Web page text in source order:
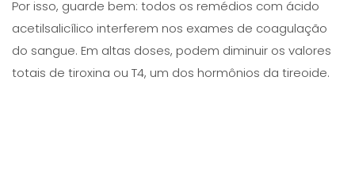
Por isso, guarde bem: todos os remédios com ácido
acetilsalicílico interferem nos exames de coagulação
do sangue. Em altas doses, podem diminuir os valores
totais de tiroxina ou T4, um dos hormônios da tireoide.